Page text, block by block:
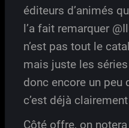
éditeurs d’animés
l’a fait remarquer
n’est pas tout le
mais juste les
donc encore un peu
c’est déjà
Côté offre, on